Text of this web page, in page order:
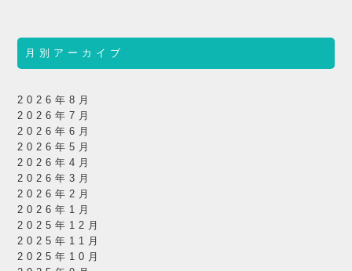
月別アーカイブ
2026年8月
2026年7月
2026年6月
2026年5月
2026年4月
2026年3月
2026年2月
2026年1月
2025年12月
2025年11月
2025年10月